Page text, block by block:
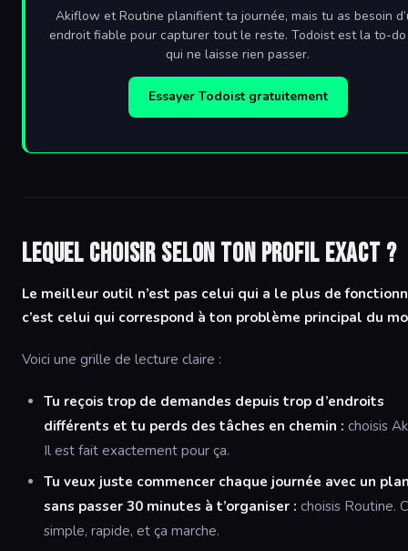
Akiflow et Routine planifient ta journée, mais tu as besoin
endroit fiable pour capturer tout le reste. Todoist est la to-
qui ne laisse rien passer.
Essayer Todoist gratuitement
Lequel choisir selon ton profil exact ?
Le meilleur outil n’est pas celui qui a le plus de
c’est celui qui correspond à ton problème principal du
Voici une grille de lecture claire :
Tu reçois trop de demandes depuis trop d’endroits
différents et tu perds des tâches en chemin : choisis
Il est fait exactement pour ça.
Tu veux juste commencer chaque journée avec un
sans passer 30 minutes à t’organiser : choisis Routine.
simple, rapide, et ça marche.